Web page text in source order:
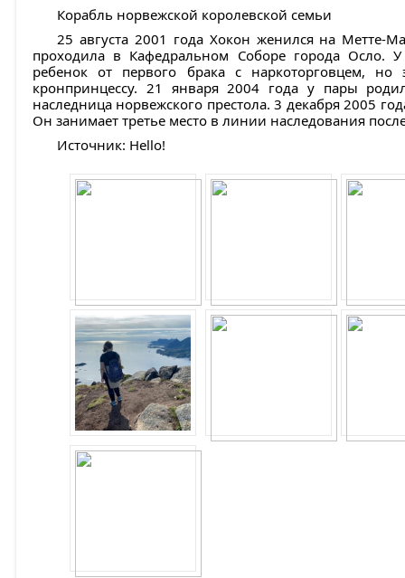
Корабль норвежской королевской семьи
25 августа 2001 года Хокон женился на Метте-
проходила в Кафедральном Соборе города
ребенок от первого брака с наркоторговцем,
кронпринцессу. 21 января 2004 года у пары
наследница норвежского престола. 3 декабря 2005
Он занимает третье место в линии наследования
Источник: Hello!